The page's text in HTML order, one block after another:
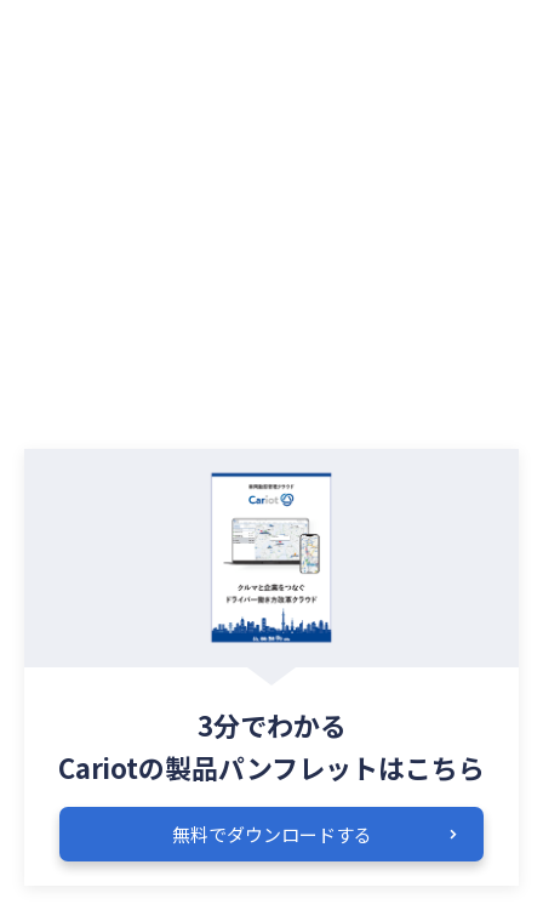
3分でわかる
Cariotの製品パンフレットはこちら
無料でダウンロードする